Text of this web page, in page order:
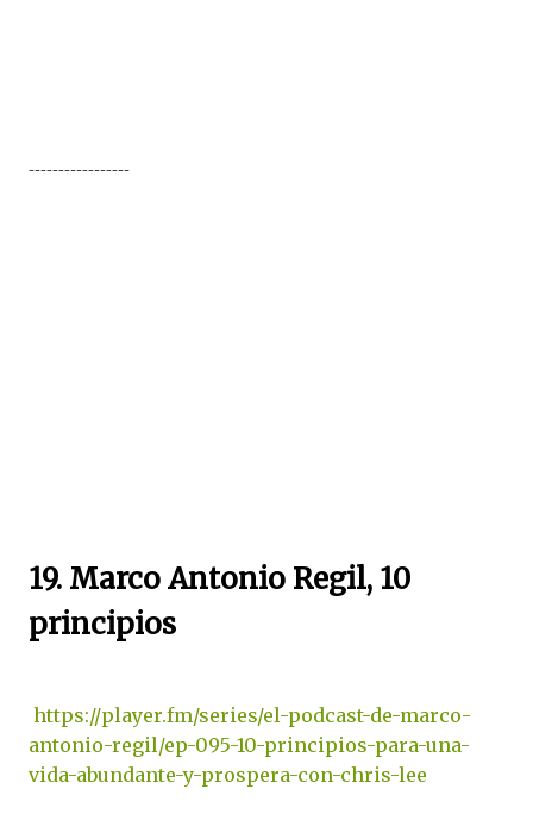
-----------------
19. Marco Antonio Regil, 10
principios
https://player.fm/series/el-podcast-de-marco-
antonio-regil/ep-095-10-principios-para-una-
vida-abundante-y-prospera-con-chris-lee